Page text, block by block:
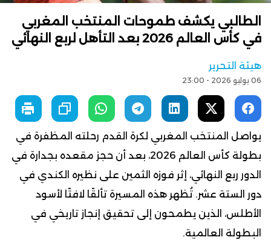
الطالبي يكشف طموحات المنتخب المغربي
في كأس العالم 2026 بعد التأهل لربع النهائي
هيئة التحرير
06 يوليو 2026 - 23:00
يواصل المنتخب المغربي لكرة القدم رحلته المظفرة في
بطولة كأس العالم 2026، بعد أن حجز مقعده بجدارة في
الدور ربع النهائي، إثر فوزه الثمين على نظيره الكندي في
دور الستة عشر. تُظهر هذه المسيرة تألقًا لافتًا لأسود
الأطلس، الذين يطمحون إلى تحقيق إنجاز تاريخي في
البطولة العالمية.